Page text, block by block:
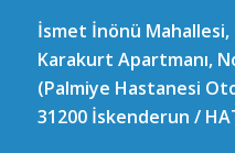
İsmet İnönü
Karakurt Apartmanı,
(Palmiye Hastanesi
31200 İskenderun /